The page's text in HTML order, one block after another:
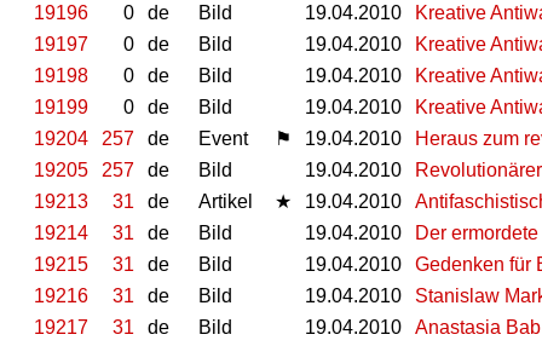
19196
0 de Bild 19.04.2010
Kreative
19197
0 de Bild 19.04.2010
Kreative
19198
0 de Bild 19.04.2010
Kreative
19199
0 de Bild 19.04.2010
Kreative
19204
257 de Event ⚑ 19.04.2010
Heraus zum
19205
257 de Bild 19.04.2010
19213
31 de Artikel ★ 19.04.2010
19214
31 de Bild 19.04.2010
Der
19215
31 de Bild 19.04.2010
Gedenken für
19216
31 de Bild 19.04.2010
Stanislaw
19217
31 de Bild 19.04.2010
Anastasia